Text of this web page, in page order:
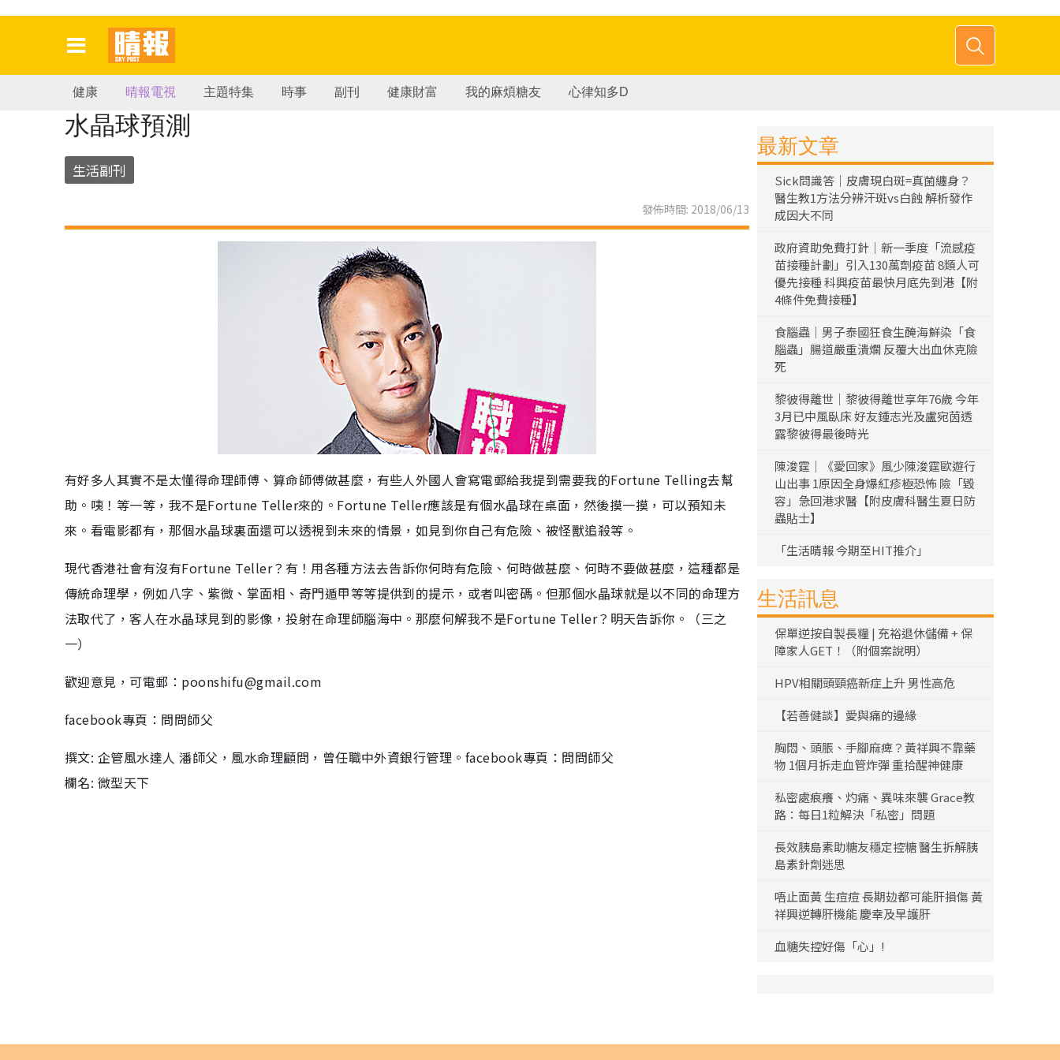
健康 晴報電視 主題特集 時事 副刊 健康財富 我的麻煩糖友 心律知多D
水晶球預測
生活副刊
發佈時間: 2018/06/13
有好多人其實不是太懂得命理師傅、算命師傅做甚麼，有些人外國人會寫電郵給我提到需要我的Fortune Telling去幫
助。咦！等一等，我不是Fortune Teller來的。Fortune Teller應該是有個水晶球在桌面，然後摸一摸，可以預知未
來。看電影都有，那個水晶球裏面還可以透視到未來的情景，如見到你自己有危險、被怪獸追殺等。
現代香港社會有沒有Fortune Teller？有！用各種方法去告訴你何時有危險、何時做甚麼、何時不要做甚麼，這種都是
傳統命理學，例如八字、紫微、掌面相、奇門遁甲等等提供到的提示，或者叫密碼。但那個水晶球就是以不同的命理方
法取代了，客人在水晶球見到的影像，投射在命理師腦海中。那麼何解我不是Fortune Teller？明天告訴你。（三之
一）
歡迎意見，可電郵：poonshifu@gmail.com
facebook專頁：問問師父
撰文: 企管風水達人 潘師父，風水命理顧問，曾任職中外資銀行管理。facebook專頁：問問師父
欄名: 微型天下
最新文章
Sick問識答｜皮膚現白斑=真菌纏身？
醫生教1方法分辨汗斑vs白蝕 解析發作
成因大不同
政府資助免費打針｜新一季度「流感疫
苗接種計劃」引入130萬劑疫苗 8類人可
優先接種 科興疫苗最快月底先到港【附
4條件免費接種】
食腦蟲｜男子泰國狂食生醃海鮮染「食
腦蟲」腸道嚴重潰爛 反覆大出血休克險
死
黎彼得離世｜黎彼得離世享年76歲 今年
3月已中風臥床 好友鍾志光及盧宛茵透
露黎彼得最後時光
陳浚霆｜《愛回家》風少陳浚霆歐遊行
山出事 1原因全身爆紅疹極恐怖 險「毀
容」急回港求醫【附皮膚科醫生夏日防
蟲貼士】
「生活晴報 今期至HIT推介」
生活訊息
保單逆按自製長糧 | 充裕退休儲備 + 保
障家人GET！（附個案說明）
HPV相關頭頸癌新症上升 男性高危
【若善健談】愛與痛的邊緣
胸悶、頭脹、手腳麻痺？黃祥興不靠藥
物 1個月拆走血管炸彈 重拾醒神健康
私密處痕癢、灼痛、異味來襲 Grace教
路：每日1粒解決「私密」問題
長效胰島素助糖友穩定控糖 醫生拆解胰
島素針劑迷思
唔止面黃 生痘痘 長期攰都可能肝損傷 黃
祥興逆轉肝機能 慶幸及早護肝
血糖失控好傷「心」!